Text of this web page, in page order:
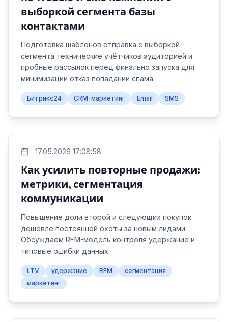
выборкой сегмента базы
контактами
Подготовка шаблонов отправка с выборкой
сегмента технические учётчиков аудиторией и
пробные рассылок перед финально запуска для
минимизации отказ попадании спама.
Битрикс24 CRM-маркетинг Email SMS
17.05.2026 17:08:58
Как усилить повторные продажи:
метрики, сегментация
коммуникации
Повышение доли второй и следующих покупок
дешевле постоянной охоты за новым лидами.
Обсуждаем RFM-модель контроля удержание и
типовые ошибки данных.
LTV удержание RFM
сегментация
маркетинг